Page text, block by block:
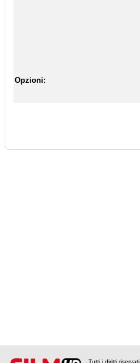
Opzioni:
Tutti i diritti riservati